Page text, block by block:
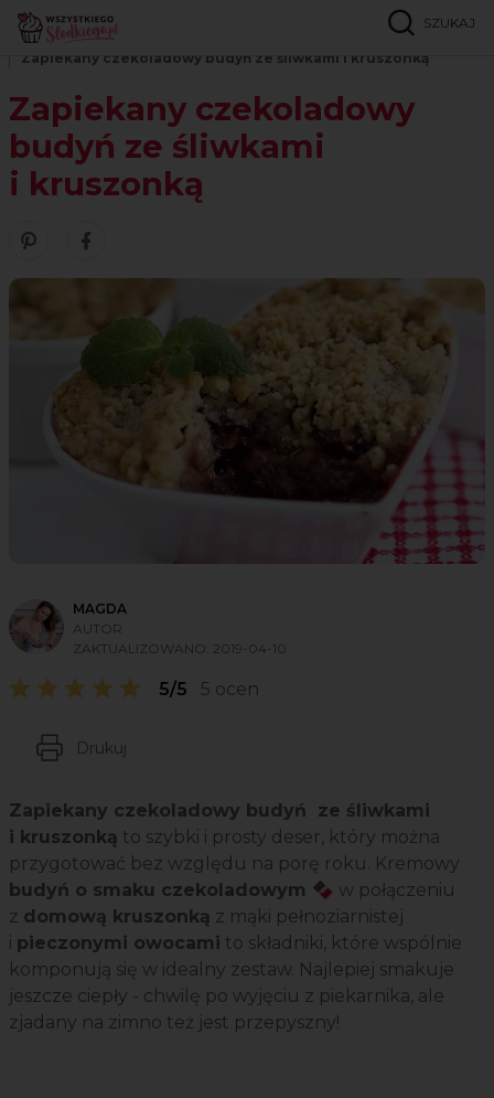
SZUKAJ
Strona główna
Zapiekany czekoladowy budyń ze śliwkami i kruszonką
Zapiekany czekoladowy
budyń ze śliwkami
i kruszonką
Zobacz nasze piny w serwisie Pinterest
Udostępnij ten przepis w serwisie Facebook
MAGDA
AUTOR
ZAKTUALIZOWANO: 2019-04-10
5/5 5 ocen
Drukuj
Zapiekany czekoladowy budyń ze śliwkami
i kruszonką to szybki i prosty deser, który można
przygotować bez względu na porę roku. Kremowy
budyń o smaku czekoladowym 🍫 w połączeniu
z domową kruszonką z mąki pełnoziarnistej
i pieczonymi owocami to składniki, które wspólnie
komponują się w idealny zestaw. Najlepiej smakuje
jeszcze ciepły - chwilę po wyjęciu z piekarnika, ale
zjadany na zimno też jest przepyszny!